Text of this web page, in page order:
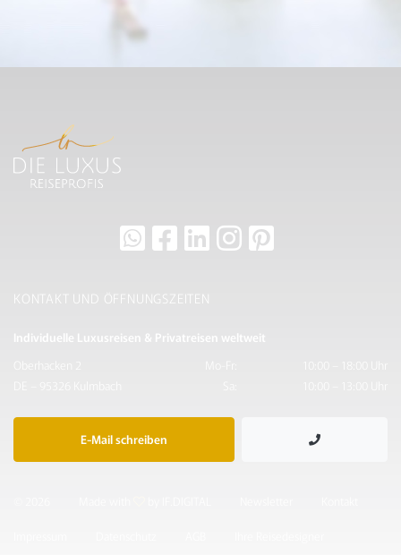
KONTAKT UND ÖFFNUNGSZEITEN
Individuelle Luxusreisen & Privatreisen weltweit
E-Mail schreiben